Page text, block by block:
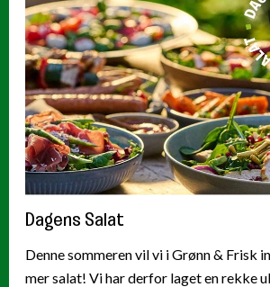
Dagens Salat
Denne sommeren vil vi i Grønn & Frisk
mer salat! Vi har derfor laget en rekke